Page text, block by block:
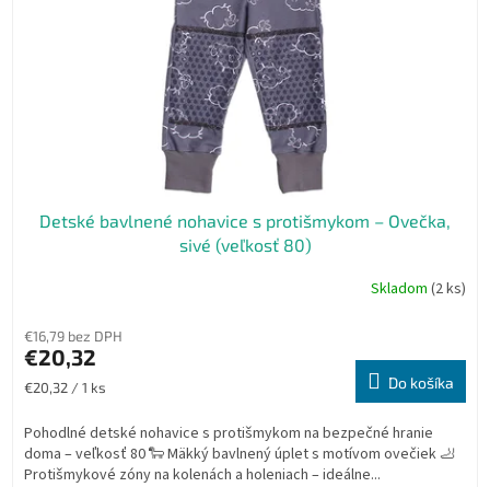
Detské bavlnené nohavice s protišmykom – Ovečka,
sivé (veľkosť 80)
Skladom (2 ks)
€16,79 bez DPH
€20,32
Jednotková
€20,32 / 1 ks Do košíka
Pohodlné detské nohavice s protišmykom na bezpečné hranie
doma – veľkosť 80 🐑 Mäkký bavlnený úplet s motívom ovečiek 🦶
Protišmykové zóny na kolenách a holeniach – ideálne...